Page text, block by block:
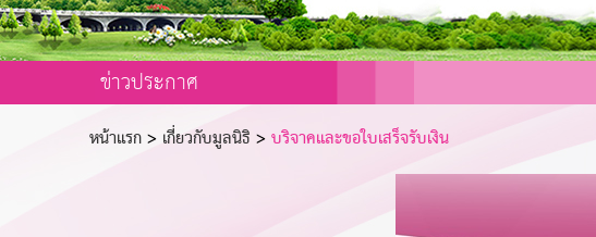
ข่าวประกาศ
หน้าเเรก> เกี่ยวกับมูลนิธิ >บริจาคและขอใบเสร็จรับเงิน